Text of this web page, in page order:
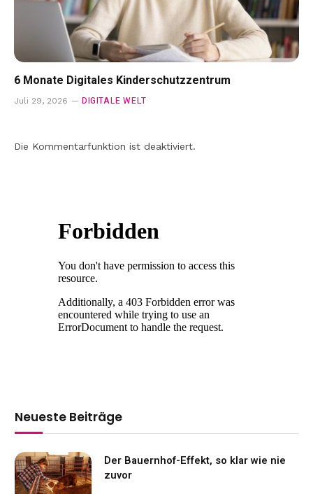
6 Monate Digitales Kinderschutzzentrum
Juli 29, 2026 DIGITALE WELT
Die Kommentarfunktion ist deaktiviert.
Neueste Beiträge
Der Bauernhof-Effekt, so klar wie nie
zuvor